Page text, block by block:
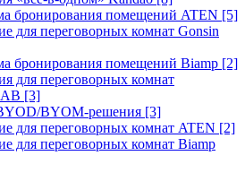
бронирования помещений ATEN [5]
для переговорных комнат Gonsin
бронирования помещений Biamp [2]
для переговорных комнат
[3]
BYOM-решения [3]
для переговорных комнат ATEN [2]
для переговорных комнат Biamp